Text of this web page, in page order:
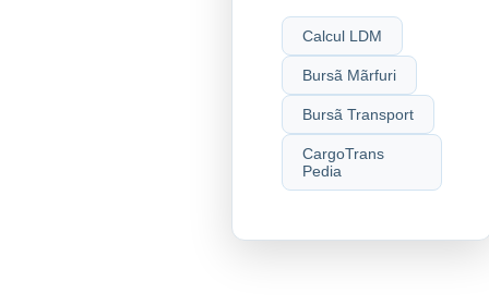
Calcul LDM
Bursã Mãrfuri
Bursã Transport
CargoTrans
Pedia